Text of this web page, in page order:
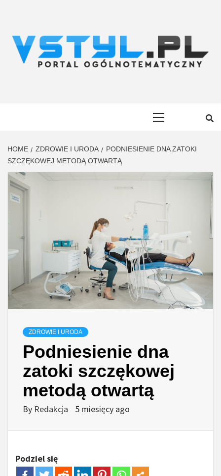
HOME ZDROWIE I URODA
PODNIESIENIE DNA ZATOKI
SZCZĘKOWEJ METODĄ OTWARTĄ
ZDROWIE I URODA
Podniesienie dna
zatoki szczękowej
metodą otwartą
By Redakcja 5 miesięcy ago
Podziel się